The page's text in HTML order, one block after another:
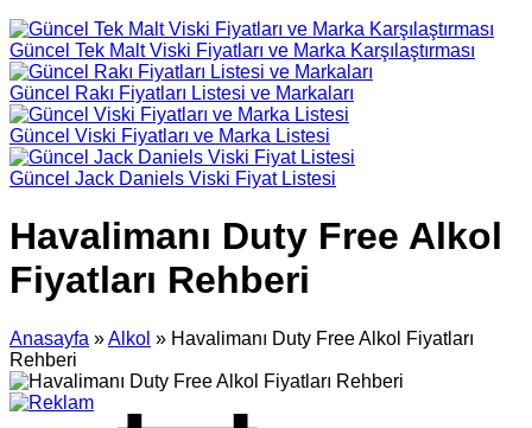
Güncel Tek Malt Viski Fiyatları ve Marka Karşılaştırması
Güncel Rakı Fiyatları Listesi ve Markaları
Güncel Viski Fiyatları ve Marka Listesi
Güncel Jack Daniels Viski Fiyat Listesi
Havalimanı Duty Free Alkol
Fiyatları Rehberi
Anasayfa »Alkol » Havalimanı Duty Free Alkol Fiyatları
Rehberi